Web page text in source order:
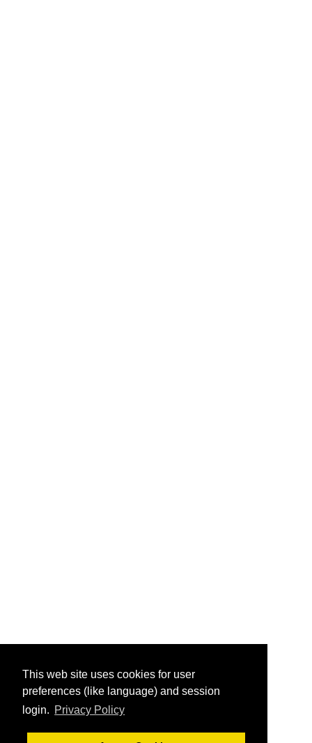
This web site uses cookies for user
preferences (like language) and session
login. Privacy Policy